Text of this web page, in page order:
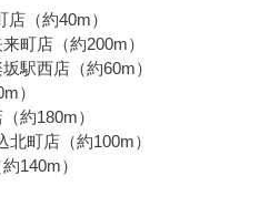
（約40m）
町店（約200m）
駅西店（約60m）
）
約180m）
北町店（約100m）
140m）